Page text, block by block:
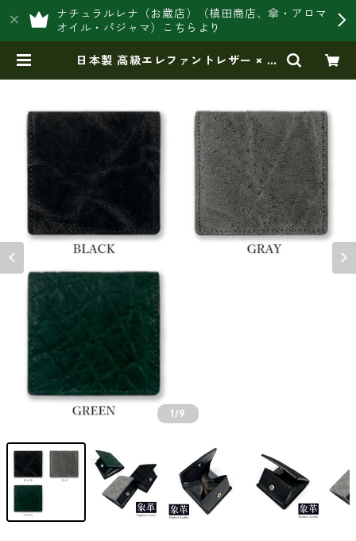
ナチュラルレナ（お蔵店）（槙田商店、傘・アロマ
オイル・パジャマ）こちらより
日本製 高級エレファントレザー × 姫
グ財布 専門店】レナ ジャパンメ
イド ショップ
1/9